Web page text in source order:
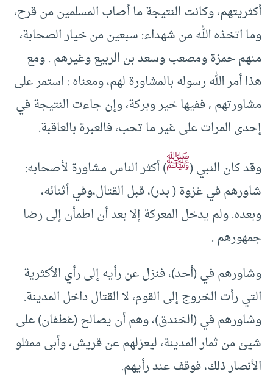
أكثريتهم، وكانت النتيجة ما أصاب المسلمين من قرح،
وما اتخذه الله من شهداء: سبعين من خيار الصحابة،
منهم حمزة ومصعب وسعد بن الربيع وغيرهم . ومع
هذا أمر الله رسوله بالمشاورة لهم، ومعناه : استمر على
مشاورتهم , ففيها خير وبركة، وإن جاءت النتيجة في
إحدى المرات على غير ما تحب، فالعبرة بالعاقبة.
وقد كان النبي (ﷺ) أكثر الناس مشاورة لأصحابه:
شاورهم في غزوة ( بدر)، قبل القتال،وفي أثنائه،
وبعده. ولم يدخل المعركة إلا بعد أن اطمأن إلى رضا
جمهورهم .
وشاورهم في (أحد)، فنزل عن رأيه إلى رأي الأكثرية
التي رأت الخروج إلى القوم، لا القتال داخل المدينة.
وشاورهم في (الخندق)، وهم أن يصالح (غطفان) على
شيئ من ثمار المدينة، ليعزلهم عن قريش، وأبى ممثلو
الأنصار ذلك، فوقف عند رأيهم.